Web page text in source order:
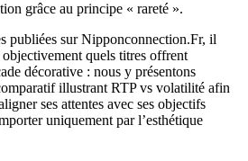
grâce au principe « rareté ».
publiées sur Nipponconnection.Fr, il
quels titres offrent
décorative : nous y présentons
illustrant RTP vs volatilité afin
ses attentes avec ses objectifs
uniquement par l’esthétique